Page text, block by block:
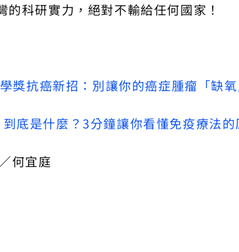
的科研實力，絕對不輸給任何國家！
獎抗癌新招：別讓你的癌症腫瘤「缺氧
底是什麼？3分鐘讓你看懂免疫療法的
何宜庭